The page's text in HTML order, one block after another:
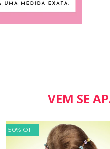
VEM SE
50% OFF